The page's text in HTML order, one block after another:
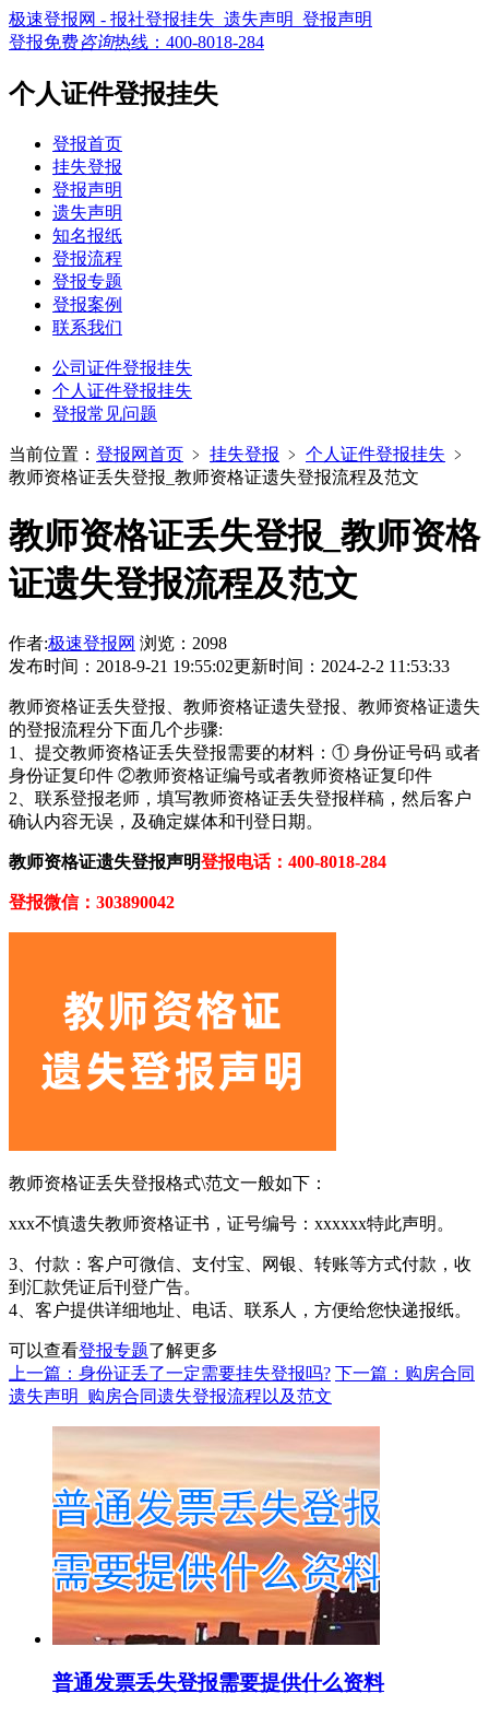
极速登报网 - 报社登报挂失_遗失声明_登报声明
登报免费咨询热线： 400-8018-284
个人证件登报挂失
登报首页
挂失登报
登报声明
遗失声明
知名报纸
登报流程
登报专题
登报案例
联系我们
公司证件登报挂失
个人证件登报挂失
登报常见问题
当前位置： 登报网首页 ﹥ 挂失登报 ﹥ 个人证件登报挂失 ﹥
教师资格证丢失登报_教师资格证遗失登报流程及范文
教师资格证丢失登报_教师资格
证遗失登报流程及范文
作者:极速登报网 浏览：2098
发布时间：2018-9-21 19:55:02更新时间：2024-2-2 11:53:33
教师资格证丢失登报、教师资格证遗失登报、教师资格证遗失
的登报流程分下面几个步骤:
1、提交教师资格证丢失登报需要的材料：① 身份证号码 或者
身份证复印件 ②教师资格证编号或者教师资格证复印件
2、联系登报老师，填写教师资格证丢失登报样稿，然后客户
确认内容无误，及确定媒体和刊登日期。
教师资格证遗失登报声明登报电话：400-8018-284
登报微信：303890042
教师资格证丢失登报格式\范文一般如下：
xxx不慎遗失教师资格证书，证号编号：xxxxxx特此声明。
3、付款：客户可微信、支付宝、网银、转账等方式付款，收
到汇款凭证后刊登广告。
4、客户提供详细地址、电话、联系人，方便给您快递报纸。
可以查看登报专题了解更多
上一篇：身份证丢了一定需要挂失登报吗? 下一篇：购房合同
遗失声明_购房合同遗失登报流程以及范文
普通发票丢失登报需要提供什么资料